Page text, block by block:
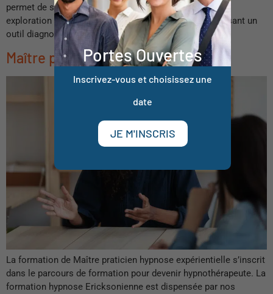
permet de structurer un accompagnement basé sur une
exploration de la problématique de voter client, en utilisant un
outil diagnostic précis.
Maître praticien hypnose
La formation de Maître praticien hypnose expérientielle s’inscrit
dans le parcours de formation pour devenir hypnothérapeute. La
formation hypnose Ericksonienne est dispensée par nos
Portes Ouvertes
Inscrivez-vous et choisissez une
date
JE M'INSCRIS